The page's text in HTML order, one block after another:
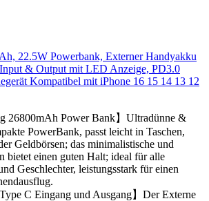
22.5W Powerbank, Externer Handyakku
& Output mit LED Anzeige, PD3.0
Kompatibel mit iPhone 16 15 14 13 12
26800mAh Power Bank】Ultradünne &
PowerBank, passt leicht in Taschen,
Geldbörsen; das minimalistische und
bietet einen guten Halt; ideal für alle
Geschlechter, leistungsstark für einen
C Eingang und Ausgang】Der Externe